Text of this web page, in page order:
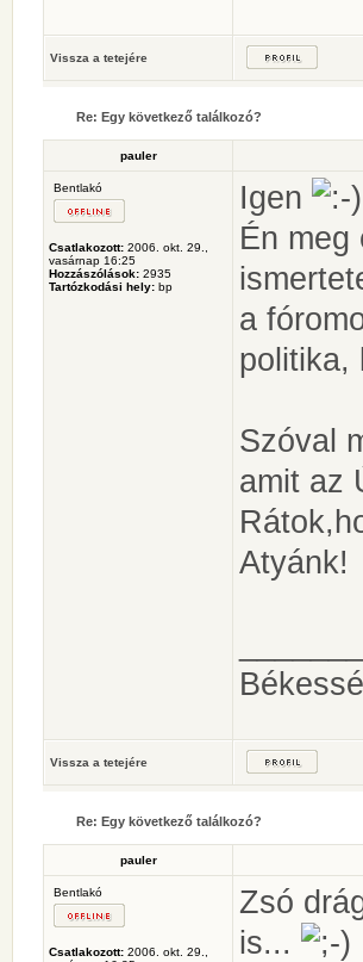
Vissza a tetejére
Re: Egy következő találkozó?
pauler
Bentlakó
Csatlakozott: 2006. okt. 29.,
vasárnap 16:25
Hozzászólások: 2935
Tartózkodási hely: bp
Igen
Én meg
a
politika,
Szóval
amit az
Atyánk!
Vissza a tetejére
Re: Egy következő találkozó?
pauler
Bentlakó
Csatlakozott: 2006. okt. 29.,
Zsó
is...